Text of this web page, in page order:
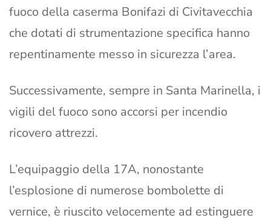
fuoco della caserma Bonifazi di Civitavecchia
che dotati di strumentazione specifica hanno
repentinamente messo in sicurezza l’area.
Successivamente, sempre in Santa Marinella, i
vigili del fuoco sono accorsi per incendio
ricovero attrezzi.
L’equipaggio della 17A, nonostante
l’esplosione di numerose bombolette di
vernice, è riuscito velocemente ad estinguere